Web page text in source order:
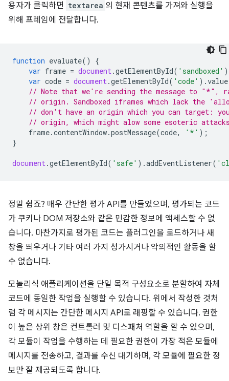
용자가 클릭하면 textarea 의 현재 콘텐츠를 가져와 실행을
위해 프레임에 전달합니다.
function evaluate()
{
var frame = document.getElementById( 'sandboxed'
var code = document.getElementById( 'code' ).value
// Note that we're sending the message to "*",
// origin. Sandboxed iframes which lack the
// don't have an origin which you can target:
// origin, which might alow some esoteric
frame.contentWindow.postMessage(code, '*' );
}
document.getElementById( 'safe' ).addEventListener(
정말 쉽죠? 매우 간단한 평가 API를 만들었으며, 평가되는 코드
가 쿠키나 DOM 저장소와 같은 민감한 정보에 액세스할 수 없
습니다. 마찬가지로 평가된 코드는 플러그인을 로드하거나 새
창을 띄우거나 기타 여러 가지 성가시거나 악의적인 활동을 할
수 없습니다.
모놀리식 애플리케이션을 단일 목적 구성요소로 분할하여 자체
코드에 동일한 작업을 실행할 수 있습니다. 위에서 작성한 것처
럼 각 메시지는 간단한 메시지 API로 래핑할 수 있습니다. 권한
이 높은 상위 창은 컨트롤러 및 디스패처 역할을 할 수 있으며,
각 모듈이 작업을 수행하는 데 필요한 권한이 가장 적은 모듈에
메시지를 전송하고, 결과를 수신 대기하며, 각 모듈에 필요한 정
보만 잘 제공되도록 합니다.